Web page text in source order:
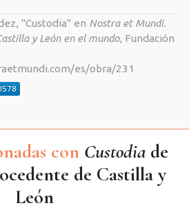
"Custodia" en Nostra et Mundi.
y León en el mundo, Fundación
es/obra/231
con Custodiade
de Castilla y
León